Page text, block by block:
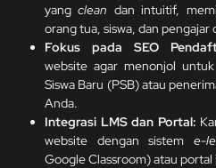
yangclean dan intuitif,
orang tua, siswa, dan pengajar
Fokus pada SEO
website agar menonjol
Siswa Baru (PSB) atau
Anda.
Integrasi LMS dan Portal:
website dengan sistem e-
Google Classroom) atau